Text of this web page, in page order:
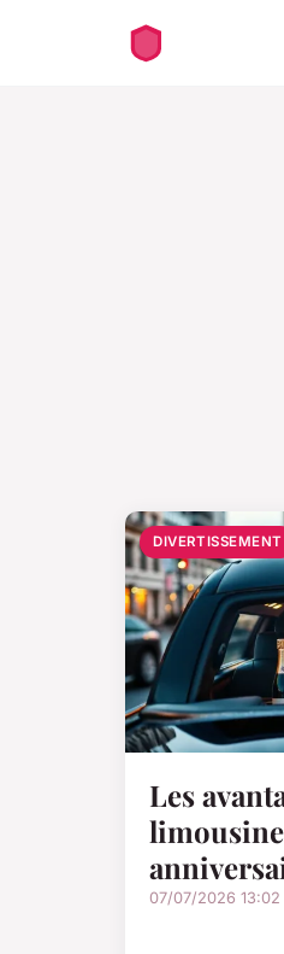
DIVERTISSEMENT
Les
07/07/2026 13:02